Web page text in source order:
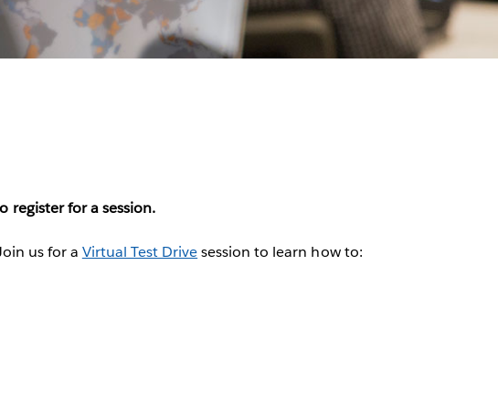
register for a session.
us for a Virtual Test Drivesession to learn how to: